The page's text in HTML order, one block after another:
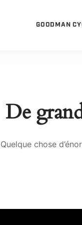
GOODMAN
De
Quelque chose